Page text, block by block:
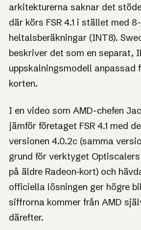
arkitekturerna saknar det
där körs FSR 4.1 i stället med
heltalsberäkningar (INT8).
beskriver det som en separat,
uppskalningsmodell anpassad
korten.
I en video som AMD-chefen
jämför företaget FSR 4.1 med
versionen 4.0.2c (samma
grund för verktyget
på äldre Radeon-kort) och
officiella lösningen ger högre
siffrorna kommer från AMD
därefter.